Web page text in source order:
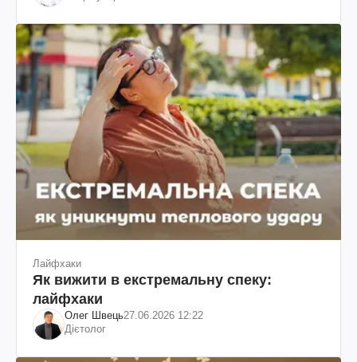
Лайфхаки
Як вижити в екстремальну спеку:
лайфхаки
Олег Швець27.06.2026 12:22
Дієтолог